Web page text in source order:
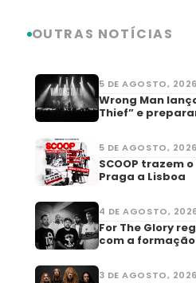
OUTRAS NOTÍCIAS
5 DE AGOSTO, 2026
Wrong Man
Thief” e
5 DE AGOSTO, 2026
SCOOP trazem
Praga a Lisboa
4 DE AGOSTO,
For The Glory
com a
3 DE AGOSTO, 2026